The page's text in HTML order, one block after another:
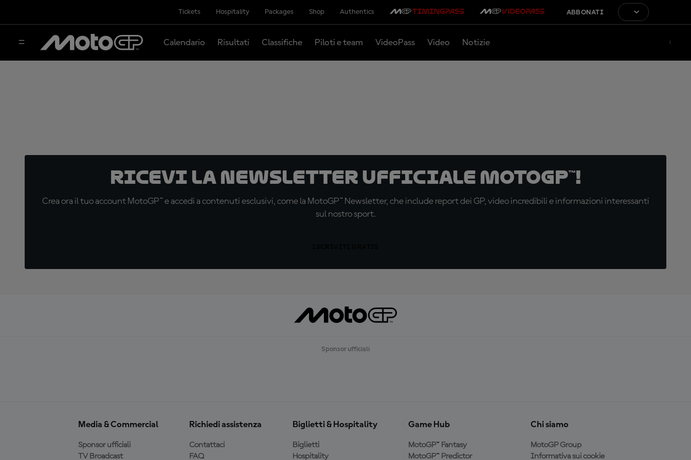
Tickets Hospitality Packages Shop Authentics ABBONATI
Calendario Risultati Classifiche Piloti e team VideoPass Video Notizie
Ricevi la newsletter ufficiale MotoGP™!
Crea ora il tuo account MotoGP™ e accedi a contenuti esclusivi, come la MotoGP™ Newsletter, che include report dei GP, video incredibili e informazioni interessanti
sul nostro sport.
Sponsor ufficiali
Media & Commercial
Sponsor ufficiali
TV Broadcast
Richiedi assistenza
Contattaci
FAQ
Biglietti & Hospitality
Biglietti
Hospitality
Game Hub
MotoGP™ Fantasy
MotoGP™ Predictor
Chi siamo
MotoGP Group
Informativa sui cookie